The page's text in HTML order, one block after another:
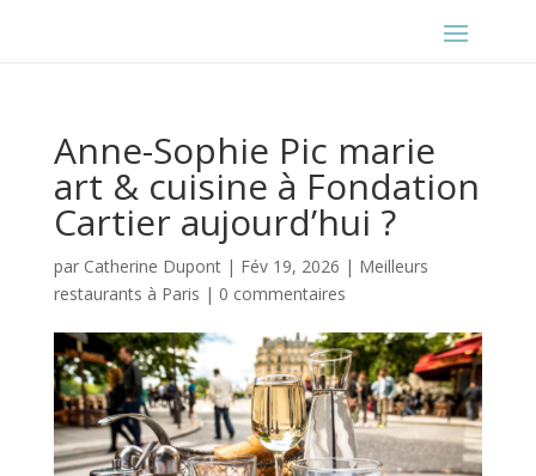
Anne-Sophie Pic marie
art & cuisine à Fondation
Cartier aujourd’hui ?
par Catherine Dupont| Fév 19, 2026 | Meilleurs
restaurants à Paris | 0 commentaires